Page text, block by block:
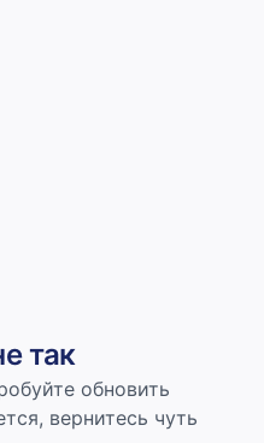
так
обновить
вернитесь чуть